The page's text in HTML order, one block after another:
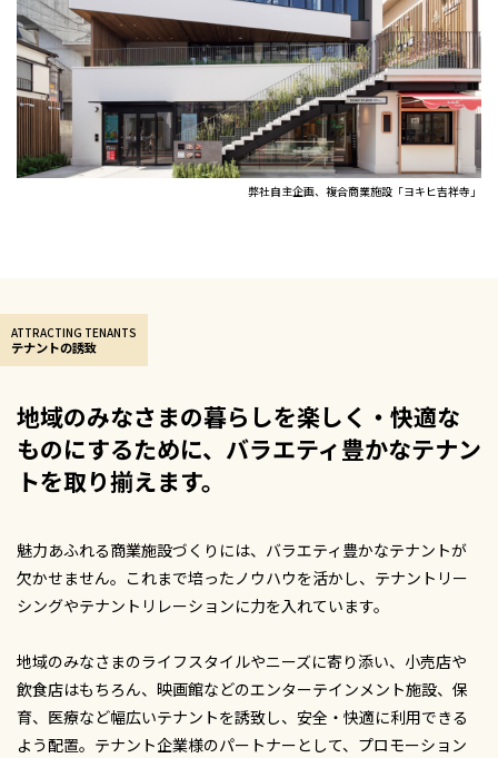
弊社自主企画、複合商業施設「ヨキヒ吉祥寺」
ATTRACTING TENANTS
テナントの誘致
地域のみなさまの暮らしを楽しく・快適な
ものにするために、 バラエティ豊かなテナン
トを取り揃えます。
魅力あふれる商業施設づくりには、バラエティ豊かなテナントが
欠かせません。これまで培ったノウハウを活かし、テナントリー
シングやテナントリレーションに力を入れています。
地域のみなさまのライフスタイルやニーズに寄り添い、小売店や
飲食店はもちろん、映画館などのエンターテインメント施設、保
育、医療など幅広いテナントを誘致し、安全・快適に利用できる
よう配置。テナント企業様のパートナーとして、プロモーション